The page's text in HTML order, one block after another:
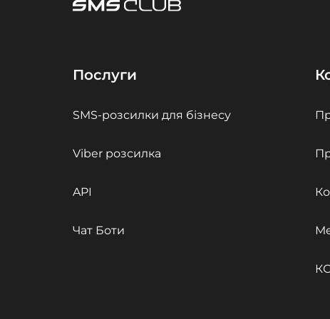
Послуги
SMS-розсилки для бізнесу
Viber розсилка
API
Чат Боти